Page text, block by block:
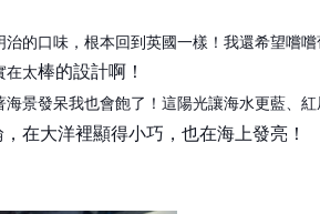
的口味，根本回到英國一樣！我還希望嚐
在太棒的設計啊！
景發呆我也會飽了 ！這陽光讓海水更藍、
在大洋裡顯得小巧，也在海上發亮！